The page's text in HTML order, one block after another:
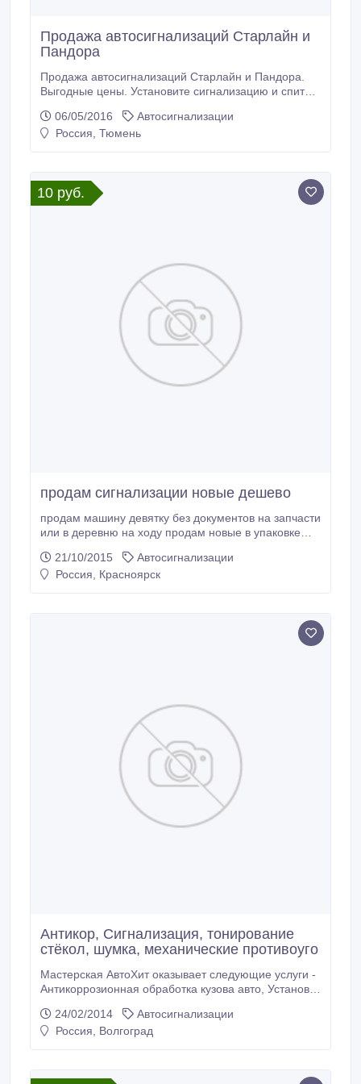
Продажа автосигнализаций Старлайн и
Пандора
Продажа автосигнализаций Старлайн и Пандора.
Выгодные цены. Установите сигнализацию и спите
06/05/2016
Автосигнализации
Россия, Тюмень
10 руб.
продам сигнализации новые дешево
продам машину девятку без документов на запчасти
или в деревню на ходу ​продам новые в упаковке
4 тысячи действующих звонить по 89655351589​.
21/10/2015
Автосигнализации
Россия, Красноярск
Антикор, Сигнализация, тонирование
стёкол, шумка, механические противоуго
Мастерская АвтоХит оказывает следующие услуги -
Антикоррозионная обработка кузова авто, Установка
картера, Установка сигнализации,
злектростеклоподьёмников , обогрев сидений ,
комплексы, противотуманные и ходовые фары.
24/02/2014
Автосигнализации
Россия, Волгоград